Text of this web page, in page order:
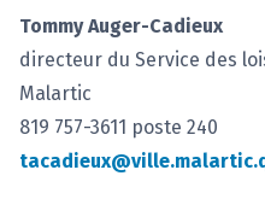
Tommy Auger-Cadieux
directeur du Service des
Malartic
819 757-3611 poste 240